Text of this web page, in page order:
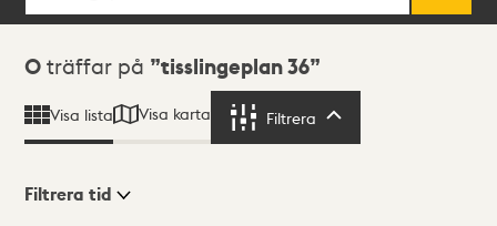
Sökresultat
0 träffar på tisslingeplan 36
Visa lista Visa karta Filtrera
Filtrera tid